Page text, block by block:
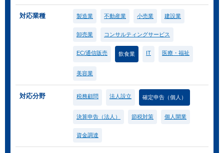
対応業種 製造業 不動産業 小売業 建設業
卸売業 コンサルティングサービス
EC/通信販売 飲食業 IT 医療・福祉
美容業
対応分野 税務顧問 法人設立 確定申告（個人）
決算申告（法人） 節税対策 個人開業
資金調達